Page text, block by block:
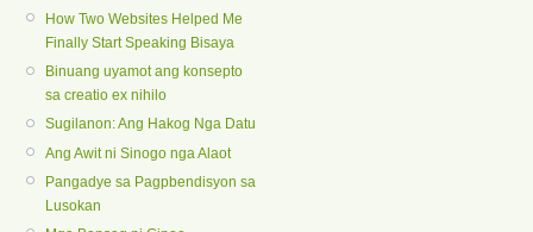
How Two Websites Helped Me
Finally Start Speaking Bisaya
Binuang uyamot ang konsepto
sa creatio ex nihilo
Sugilanon: Ang Hakog Nga Datu
Ang Awit ni Sinogo nga Alaot
Pangadye sa Pagpbendisyon sa
Lusokan